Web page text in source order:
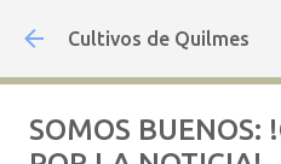
Ir al
Cultivos de Quilmes
SOMOS BUENOS: